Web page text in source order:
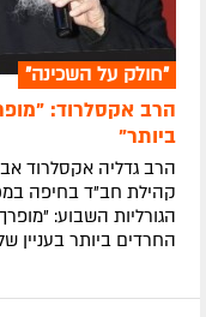
"חולק על השכינה"
הרב אקסלרוד:
ביותר"
הרב גדליה אקסלרוד
קהילת חב"ד בחיפה
הגורליות השבוע:
החרדים ביותר בעניין